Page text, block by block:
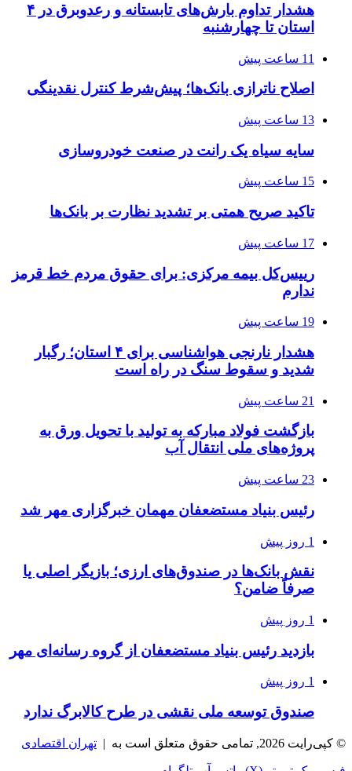
هشدار تداوم بارش‌های تابستانه و رعدوبرق در ۴
استان تا چهارشنبه
11 ساعت پیش
اصلاح ناترازی بانک‌ها؛ پیش‌شرط کنترل نقدینگی
13 ساعت پیش
سایه سیاه یک رانت در صنعت خودروسازی
15 ساعت پیش
تاکید صریح همتی بر تشدید نظارت بر بانک‌ها
17 ساعت پیش
رییس‌کل بیمه مرکزی: برای حقوق مردم خط قرمز
ندارم
19 ساعت پیش
هشدار نارنجی هواشناسی برای ۴ استان؛ رگبار
شدید و سقوط سنگ در راه است
21 ساعت پیش
بازگشت فولاد مبارکه به تولید با تحویل ورق به
پروژه‌های ملی انتقال آب
23 ساعت پیش
رئیس بنیاد مستضعفان مهمان خبرگزاری مهر شد
1 روز پیش
نقش بانک‌ها در صندوق‌های ارزی؛ بازیگر اصلی یا
صرفاً ضامن؟
1 روز پیش
بازدید رئیس بنیاد مستضعفان از گروه رسانه‌ای مهر
1 روز پیش
صندوق توسعه ملی نقشی در طرح کالابرگ ندارد
© کپی‌رایت 2026, تمامی حقوق متعلق است به | تهران اقتصادی